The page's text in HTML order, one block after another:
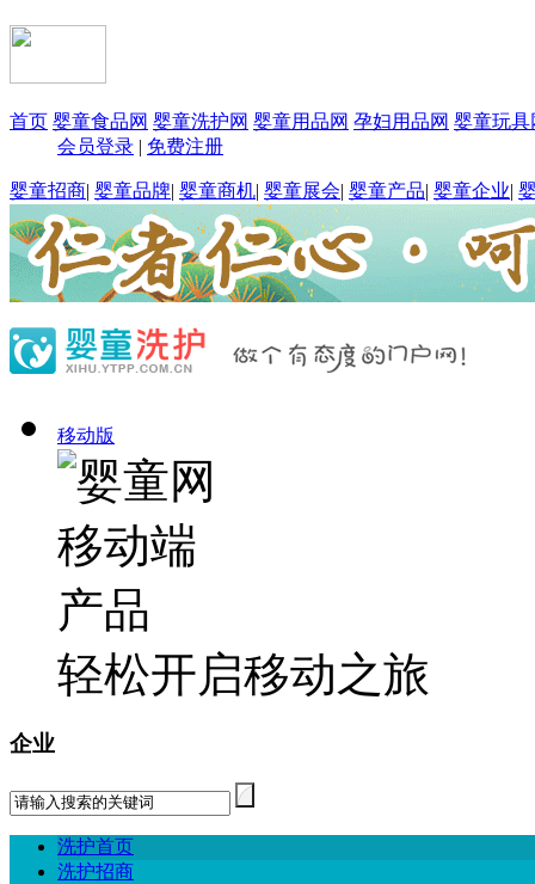
首页 婴童食品网 婴童洗护网 婴童用品网 孕妇用品网 婴童玩具
会员登录 | 免费注册
婴童招商| 婴童品牌| 婴童商机| 婴童展会| 婴童产品| 婴童企业|
移动版
轻松开启移动之旅
企业
洗护首页
洗护招商